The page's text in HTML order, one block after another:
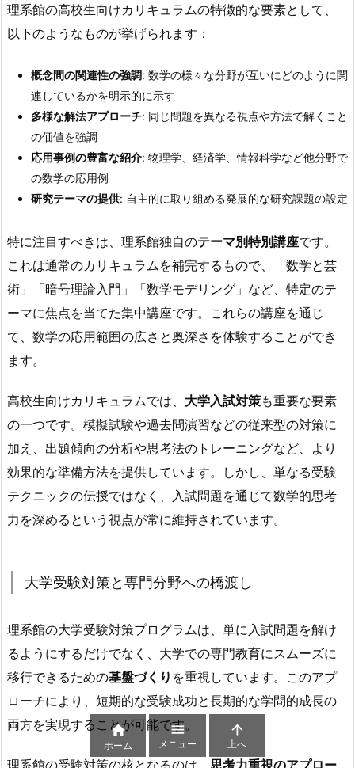
理系館の高校生向けカリキュラムの特徴的な要素として、
以下のようなものが挙げられます：
概念間の関連性の強調: 数学の様々な分野が互いにどのように関
連しているかを明示的に示す
多様な解法アプローチ: 同じ問題を異なる視点や方法で解くこと
の価値を強調
応用事例の豊富な紹介: 物理学、経済学、情報科学など他分野で
の数学の応用例
研究テーマの提供: 自主的に取り組める発展的な研究課題の設定
特に注目すべきは、理系館独自のテーマ別特別講座です。
これは通常のカリキュラムを補完するもので、「数学と芸
術」「暗号理論入門」「数学モデリング」など、特定のテ
ーマに焦点を当てた集中講座です。これらの講座を通じ
て、数学の応用範囲の広さと奥深さを体験することができ
ます。
高校生向けカリキュラムでは、 大学入試対策も重要な要素
の一つです。模擬試験や過去問演習などの従来型の対策に
加え、出題傾向の分析や思考法のトレーニングなど、より
効果的な準備方法を提供しています。しかし、単なる受験
テクニックの伝授ではなく、入試問題を通じて数学的思考
力を深めるという視点が常に維持されています。
大学受験対策と専門分野への橋渡し
理系館の大学受験対策プログラムは、単に入試問題を解け
るようにするだけでなく、大学での専門教育にスムーズに
移行できるための基盤づくり を重視しています。このアプ
ローチにより、短期的な受験成功と長期的な学問的成長の
両方を実現することが可能です。
理系館の受験対策の核となるのは、 思考力重視のアプロー

ホーム

メニュー

上へ